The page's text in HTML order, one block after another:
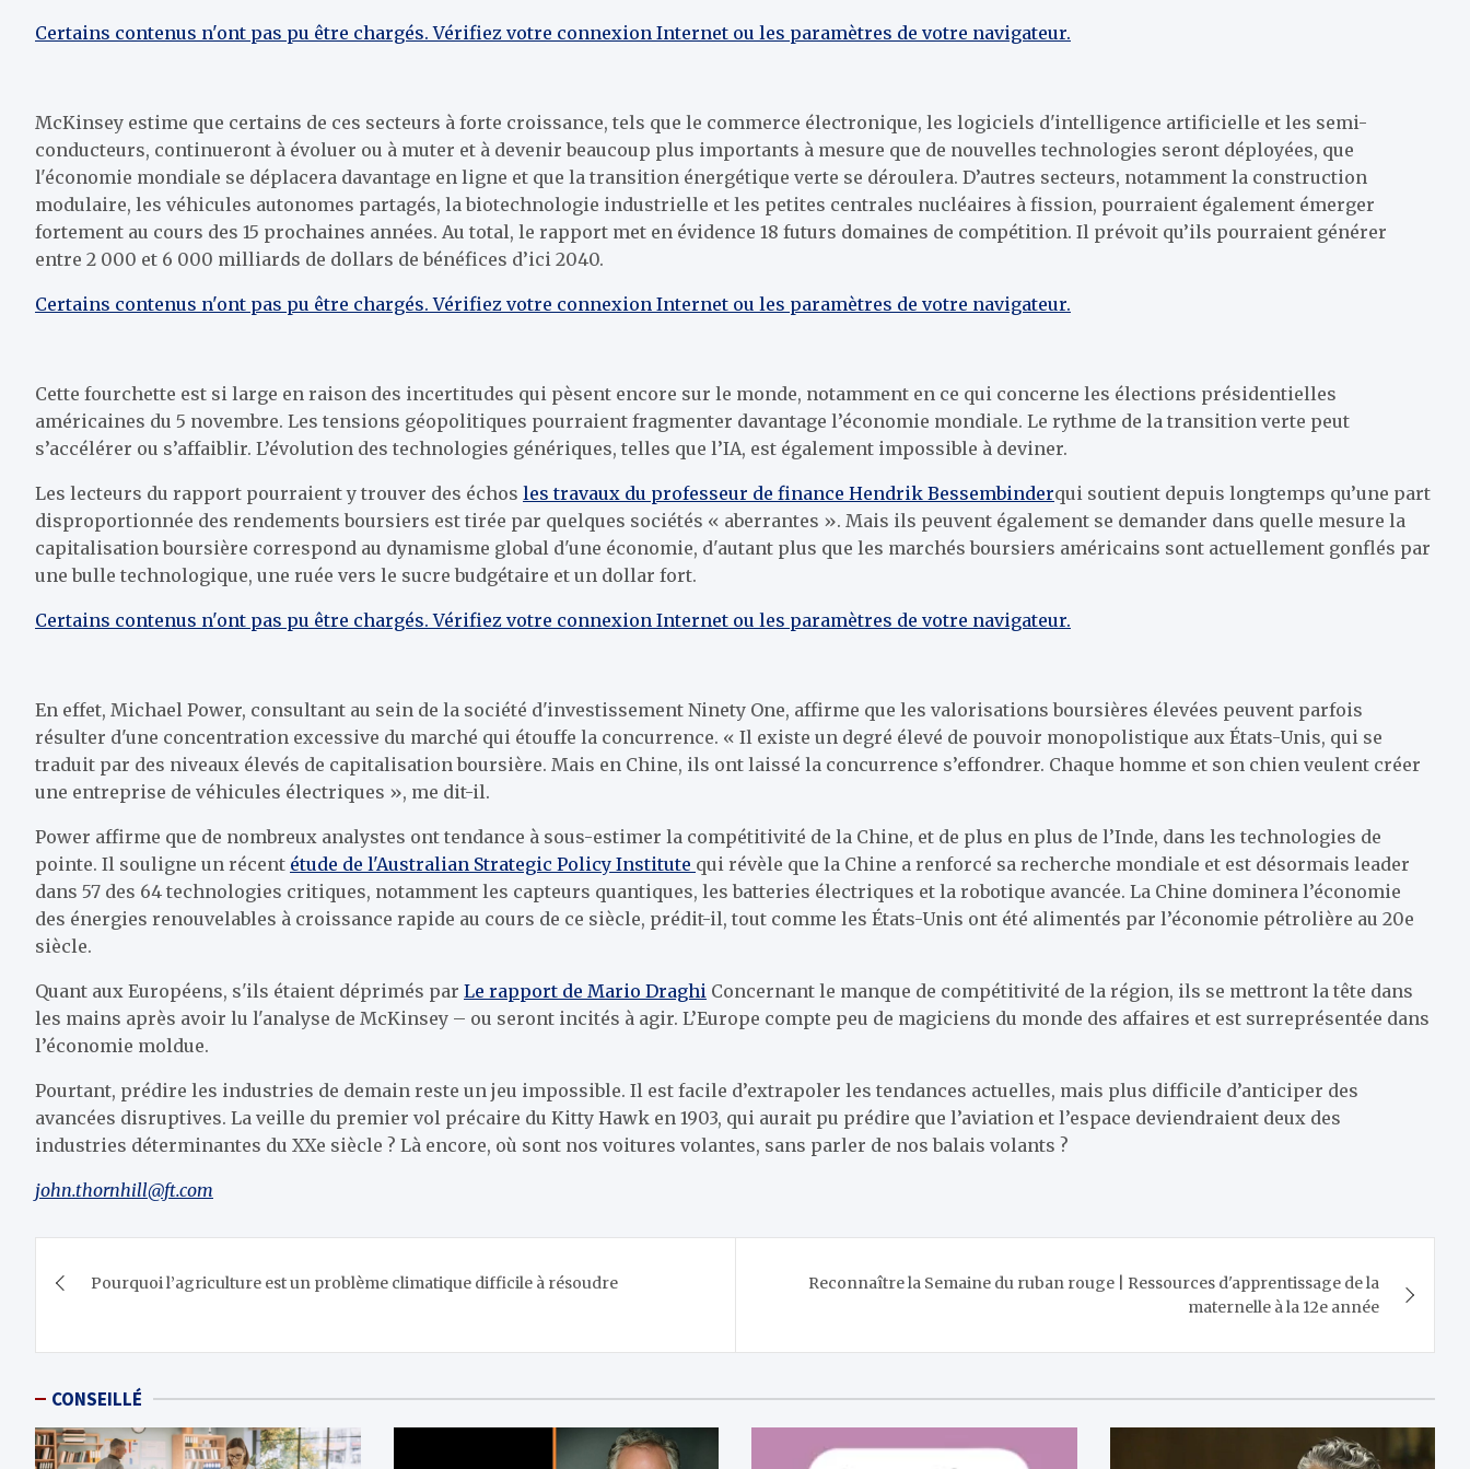
Certains contenus n'ont pas pu être chargés. Vérifiez votre connexion Internet ou les paramètres de votre navigateur.
McKinsey estime que certains de ces secteurs à forte croissance, tels que le commerce électronique, les logiciels d'intelligence artificielle et les semi-
conducteurs, continueront à évoluer ou à muter et à devenir beaucoup plus importants à mesure que de nouvelles technologies seront déployées, que
l'économie mondiale se déplacera davantage en ligne et que la transition énergétique verte se déroulera. D’autres secteurs, notamment la construction
modulaire, les véhicules autonomes partagés, la biotechnologie industrielle et les petites centrales nucléaires à fission, pourraient également émerger
fortement au cours des 15 prochaines années. Au total, le rapport met en évidence 18 futurs domaines de compétition. Il prévoit qu’ils pourraient générer
entre 2 000 et 6 000 milliards de dollars de bénéfices d’ici 2040.
Certains contenus n'ont pas pu être chargés. Vérifiez votre connexion Internet ou les paramètres de votre navigateur.
Cette fourchette est si large en raison des incertitudes qui pèsent encore sur le monde, notamment en ce qui concerne les élections présidentielles
américaines du 5 novembre. Les tensions géopolitiques pourraient fragmenter davantage l’économie mondiale. Le rythme de la transition verte peut
s’accélérer ou s’affaiblir. L’évolution des technologies génériques, telles que l’IA, est également impossible à deviner.
Les lecteurs du rapport pourraient y trouver des échos les travaux du professeur de finance Hendrik Bessembinderqui soutient depuis longtemps qu’une part
disproportionnée des rendements boursiers est tirée par quelques sociétés « aberrantes ». Mais ils peuvent également se demander dans quelle mesure la
capitalisation boursière correspond au dynamisme global d'une économie, d'autant plus que les marchés boursiers américains sont actuellement gonflés par
une bulle technologique, une ruée vers le sucre budgétaire et un dollar fort.
Certains contenus n'ont pas pu être chargés. Vérifiez votre connexion Internet ou les paramètres de votre navigateur.
En effet, Michael Power, consultant au sein de la société d'investissement Ninety One, affirme que les valorisations boursières élevées peuvent parfois
résulter d'une concentration excessive du marché qui étouffe la concurrence. « Il existe un degré élevé de pouvoir monopolistique aux États-Unis, qui se
traduit par des niveaux élevés de capitalisation boursière. Mais en Chine, ils ont laissé la concurrence s’effondrer. Chaque homme et son chien veulent créer
une entreprise de véhicules électriques », me dit-il.
Power affirme que de nombreux analystes ont tendance à sous-estimer la compétitivité de la Chine, et de plus en plus de l’Inde, dans les technologies de
pointe. Il souligne un récent étude de l'Australian Strategic Policy Institute qui révèle que la Chine a renforcé sa recherche mondiale et est désormais leader
dans 57 des 64 technologies critiques, notamment les capteurs quantiques, les batteries électriques et la robotique avancée. La Chine dominera l’économie
des énergies renouvelables à croissance rapide au cours de ce siècle, prédit-il, tout comme les États-Unis ont été alimentés par l’économie pétrolière au 20e
siècle.
Quant aux Européens, s'ils étaient déprimés par Le rapport de Mario Draghi Concernant le manque de compétitivité de la région, ils se mettront la tête dans
les mains après avoir lu l'analyse de McKinsey – ou seront incités à agir. L’Europe compte peu de magiciens du monde des affaires et est surreprésentée dans
l’économie moldue.
Pourtant, prédire les industries de demain reste un jeu impossible. Il est facile d’extrapoler les tendances actuelles, mais plus difficile d’anticiper des
avancées disruptives. La veille du premier vol précaire du Kitty Hawk en 1903, qui aurait pu prédire que l’aviation et l’espace deviendraient deux des
industries déterminantes du XXe siècle ? Là encore, où sont nos voitures volantes, sans parler de nos balais volants ?
john.thornhill@ft.com
de
l’article
Pourquoi l’agriculture est un problème climatique difficile à résoudre
Reconnaître la Semaine du ruban rouge | Ressources d'apprentissage de la
maternelle à la 12e année
CONSEILLÉ